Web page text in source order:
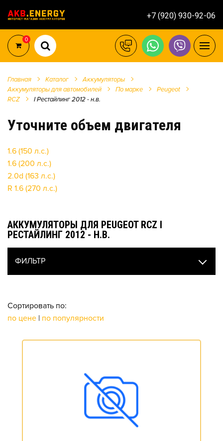
+7 (920) 930-92-06
0
Главная Каталог
Аккумуляторы
Аккумуляторы для автомобилей
По марке
Peugeot
RCZ
I Рестайлинг 2012 - н.в.
Уточните объем двигателя
1.6 (150 л.с.)
1.6 (200 л.с.)
2.0d (163 л.с.)
R 1.6 (270 л.с.)
АККУМУЛЯТОРЫ ДЛЯ PEUGEOT RCZ I
РЕСТАЙЛИНГ 2012 - Н.В.
ФИЛЬТР
Сортировать по:
по цене | по популярности